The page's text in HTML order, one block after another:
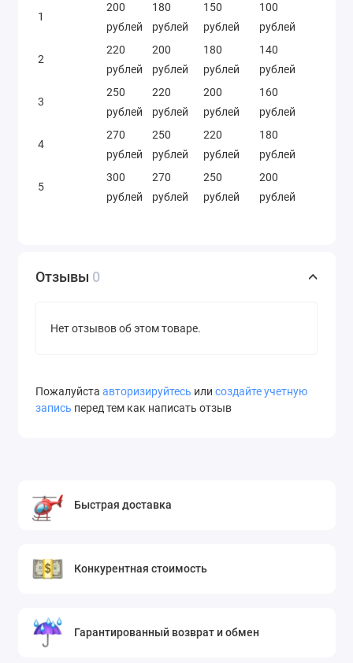
1
200
рублей
180
рублей
150
рублей
100
рублей
2
220
рублей
200
рублей
180
рублей
140
рублей
3
250
рублей
220
рублей
200
рублей
160
рублей
4
270
рублей
250
рублей
220
рублей
180
рублей
5
300
рублей
270
рублей
250
рублей
200
рублей
Отзывы 0
Нет отзывов об этом товаре.
Пожалуйста авторизируйтесь или создайте учетную
запись перед тем как написать отзыв
Быстрая доставка
Конкурентная стоимость
Гарантированный возврат и обмен